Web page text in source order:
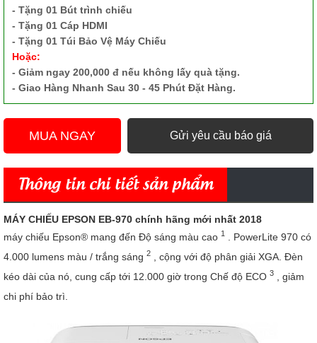
- Tặng 01 Bút trình chiếu
- Tặng 01 Cáp HDMI
- Tặng 01 Túi Bảo Vệ Máy Chiếu
Hoặc:
- Giảm ngay 200,000 đ nếu không lấy quà tặng.
- Giao Hàng Nhanh Sau 30 - 45 Phút Đặt Hàng.
MUA NGAY Gửi yêu cầu báo giá
Thông tin chi tiết sản phẩm
MÁY CHIẾU EPSON EB-970 chính hãng mới nhất 2018
máy chiếu Epson® mang đến Độ sáng màu cao 1
. PowerLite 970 có
4.000 lumens màu / trắng sáng 2
, cộng với độ phân giải XGA. Đèn
kéo dài của nó, cung cấp tới 12.000 giờ trong Chế độ ECO 3
, giảm
chi phí bảo trì.